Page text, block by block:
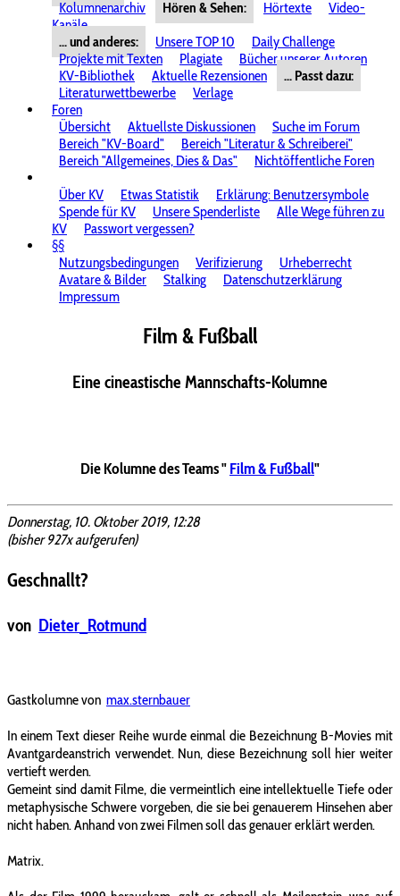
Kolumnenarchiv Hören & Sehen: Hörtexte
Video-
Kanäle
... und anderes:
Unsere TOP 10
Daily Challenge
Projekte mit Texten
Plagiate
Bücher unserer Autoren
KV-Bibliothek
Aktuelle Rezensionen
... Passt dazu:
Literaturwettbewerbe
Verlage
Foren
Übersicht
Aktuellste Diskussionen
Suche im Forum
Bereich "KV-Board"
Bereich "Literatur & Schreiberei"
Bereich "Allgemeines, Dies & Das"
Nichtöffentliche Foren
Über KV
Etwas Statistik
Erklärung: Benutzersymbole
Spende für KV
Unsere Spenderliste
Alle Wege führen zu
KV
Passwort vergessen?
§§
Nutzungsbedingungen
Verifizierung
Urheberrecht
Avatare & Bilder
Stalking
Datenschutzerklärung
Impressum
Film & Fußball
Eine cineastische Mannschafts-Kolumne
Die Kolumne des Teams "Film & Fußball"
Donnerstag, 10. Oktober 2019, 12:28
(bisher 927x aufgerufen)
Geschnallt?
von Dieter_Rotmund
Gastkolumne von max.sternbauer
In einem Text dieser Reihe wurde einmal die Bezeichnung B-Movies mit
Avantgardeanstrich verwendet. Nun, diese Bezeichnung soll hier weiter
vertieft werden.
Gemeint sind damit Filme, die vermeintlich eine intellektuelle Tiefe oder
metaphysische Schwere vorgeben, die sie bei genauerem Hinsehen aber
nicht haben. Anhand von zwei Filmen soll das genauer erklärt werden.
Matrix.